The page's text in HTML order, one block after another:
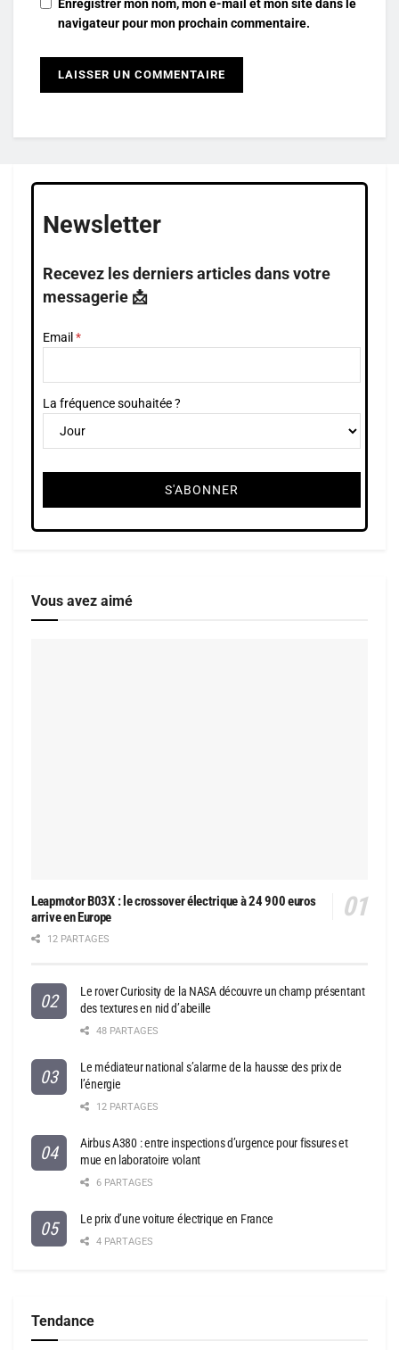
Enregistrer mon nom, mon e-mail et mon site dans le
navigateur pour mon prochain commentaire.
Newsletter
Recevez les derniers articles dans votre
messagerie 📩
Email
La fréquence souhaitée ?
Vous avez aimé
Leapmotor B03X : le crossover électrique à 24 900 euros
arrive en Europe
12 PARTAGES
Le rover Curiosity de la NASA découvre un champ présentant
des textures en nid d’abeille
48 PARTAGES
Le médiateur national s’alarme de la hausse des prix de
l’énergie
12 PARTAGES
Airbus A380 : entre inspections d’urgence pour fissures et
mue en laboratoire volant
6 PARTAGES
Le prix d’une voiture électrique en France
4 PARTAGES
Tendance